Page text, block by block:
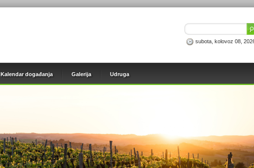
subota, kolovoz 08,
Kalendar događanja Galerija Udruga